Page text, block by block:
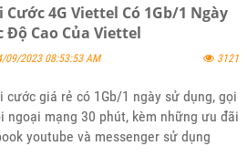
Cước 4G Viettel Có 1Gb/1 Ngày
Độ Cao Của Viettel
09/2023 08:53:53 AM 3121
giá rẻ có 1Gb/1 ngày sử dụng, gọi
ngoại mạng 30 phút, kèm những ưu đãi
youtube và messenger sử dụng